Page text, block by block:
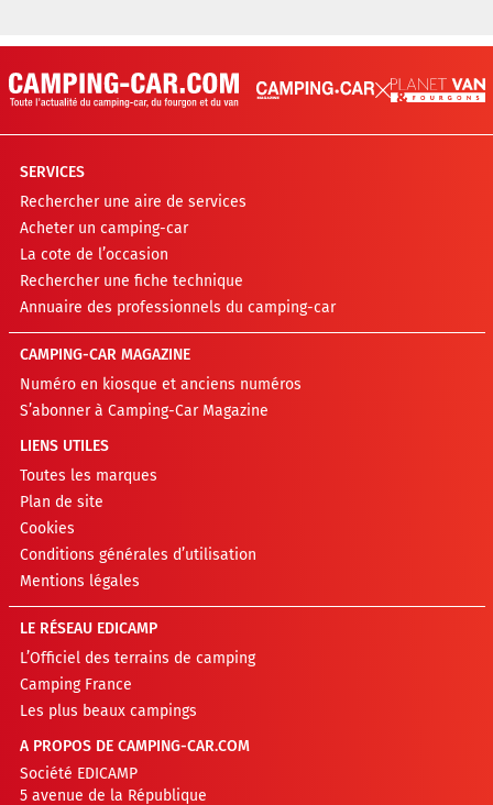
SERVICES
Rechercher une aire de services
Acheter un camping-car
La cote de l’occasion
Rechercher une fiche technique
Annuaire des professionnels du camping-car
CAMPING-CAR MAGAZINE
Numéro en kiosque et anciens numéros
S’abonner à Camping-Car Magazine
LIENS UTILES
Toutes les marques
Plan de site
Cookies
Conditions générales d’utilisation
Mentions légales
LE RÉSEAU EDICAMP
L’Officiel des terrains de camping
Camping France
Les plus beaux campings
A PROPOS DE CAMPING-CAR.COM
Société EDICAMP
5 avenue de la République